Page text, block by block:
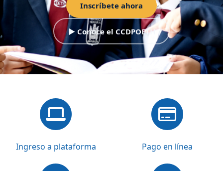
Inscríbete ahora
▶ Conoce el CCDPOETH
Ingreso a plataforma Pago en línea